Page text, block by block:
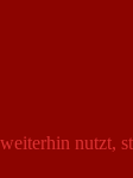
nutzt,